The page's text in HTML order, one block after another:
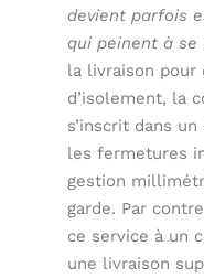
devient parfois
qui peinent à se
la livraison pour
d’isolement, la
s’inscrit dans
les fermetures
gestion
garde. Par
ce service à un
une livraison